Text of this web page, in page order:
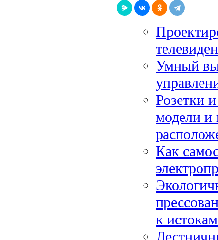
Умный
Розетки
модели и
Как
к истокам